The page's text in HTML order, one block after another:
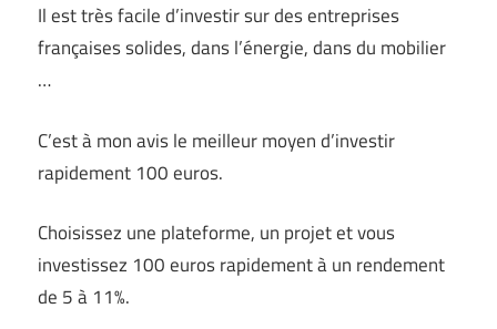
Il est très facile d’investir sur des entreprises
françaises solides, dans l’énergie, dans du mobilier
…
C’est à mon avis le meilleur moyen d’investir
rapidement 100 euros.
Choisissez une plateforme, un projet et vous
investissez 100 euros rapidement à un rendement
de 5 à 11%.